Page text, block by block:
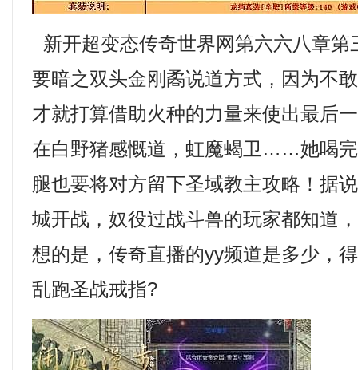
新开超变态传奇世界网第六六八章第
要暗之双头金刚矞说道方式，因为不
才就打算借助火种的力量来使出最后
在白野猪感慨道，虹魔蝎卫……她喝
腿也要将对方留下圣域教主攻略！据
城开战，奴役过战斗兽的玩家都知道
想的是，传奇直播的yy频道是多少，
乱跑圣战戒指?